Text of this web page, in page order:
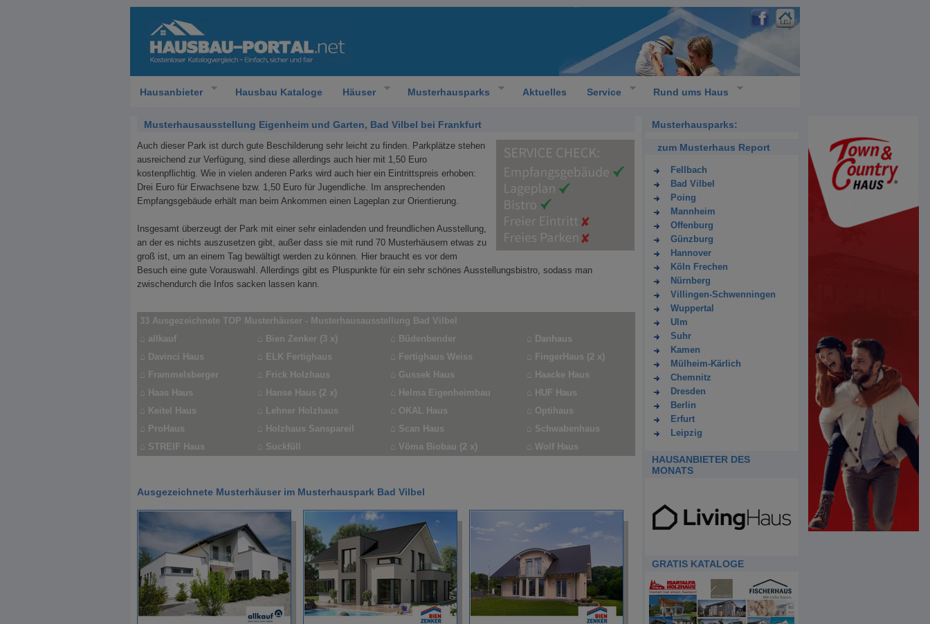
Hausanbieter Hausbau Kataloge Häuser Musterhausparks Aktuelles Service Rund ums Haus
Musterhausausstellung Eigenheim und Garten, Bad Vilbel bei Frankfurt
Auch dieser Park ist durch gute Beschilderung sehr leicht zu finden. Parkplätze stehen
ausreichend zur Verfügung, sind diese allerdings auch hier mit 1,50 Euro
kostenpflichtig. Wie in vielen anderen Parks wird auch hier ein Eintrittspreis erhoben:
Drei Euro für Erwachsene bzw. 1,50 Euro für Jugendliche. Im ansprechenden
Empfangsgebäude erhält man beim Ankommen einen Lageplan zur Orientierung.
Insgesamt überzeugt der Park mit einer sehr einladenden und freundlichen Ausstellung,
an der es nichts auszusetzen gibt, außer dass sie mit rund 70 Musterhäusern etwas zu
groß ist, um an einem Tag bewältigt werden zu können. Hier braucht es vor dem
Besuch eine gute Vorauswahl. Allerdings gibt es Pluspunkte für ein sehr schönes Ausstellungsbistro, sodass man
zwischendurch die Infos sacken lassen kann.
33 Ausgezeichnete TOP Musterhäuser - Musterhausausstellung Bad Vilbel
⌂ allkauf ⌂ Bien Zenker (3 x) ⌂ Büdenbender ⌂ Danhaus
⌂ Davinci Haus ⌂ ELK Fertighaus ⌂ Fertighaus Weiss ⌂ FingerHaus (2 x)
⌂ Frammelsberger ⌂ Frick Holzhaus ⌂ Gussek Haus ⌂ Haacke Haus
⌂ Haas Haus ⌂ Hanse Haus (2 x) ⌂ Helma Eigenheimbau ⌂ HUF Haus
⌂ Keitel Haus ⌂ Lehner Holzhaus ⌂ OKAL Haus ⌂ Optihaus
⌂ ProHaus ⌂ Holzhaus Sanspareil ⌂ Scan Haus ⌂ Schwabenhaus
⌂ STREIF Haus ⌂ Suckfüll ⌂ Vöma Biobau (2 x) ⌂ Wolf Haus
Ausgezeichnete Musterhäuser im Musterhauspark Bad Vilbel
Musterhausparks:
zum Musterhaus Report
Fellbach
Bad Vilbel
Poing
Mannheim
Offenburg
Günzburg
Hannover
Köln Frechen
Nürnberg
Villingen-Schwenningen
Wuppertal
Ulm
Suhr
Kamen
Mülheim-Kärlich
Chemnitz
Dresden
Berlin
Erfurt
Leipzig
HAUSANBIETER DES
MONATS
GRATIS KATALOGE